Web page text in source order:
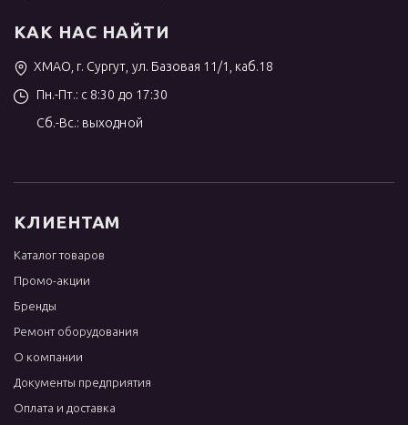
КАК НАС НАЙТИ
ХМАО, г. Сургут, ул. Базовая 11/1, каб.18
Пн.-Пт.: с 8:30 до 17:30
Сб.-Вс.: выходной
КЛИЕНТАМ
Каталог товаров
Промо-акции
Бренды
Ремонт оборудования
О компании
Документы предприятия
Оплата и доставка